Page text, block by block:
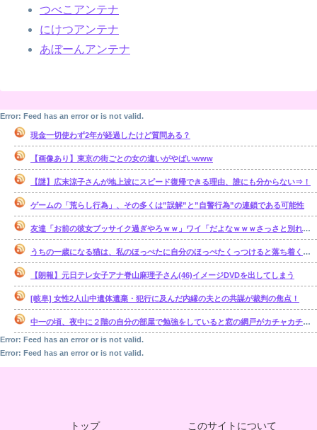
つべこアンテナ
にけつアンテナ
あぼーんアンテナ
Error: Feed has an error or is not valid.
現金一切使わず2年が経過したけど質問ある？
【画像あり】東京の街ごとの女の違いがやばいwww
【謎】広末涼子さんが地上波にスピード復帰できる理由、誰にも分からない⇒！
ゲームの「荒らし行為」、その多くは”誤解”と”自警行為”の連鎖である可能性
友達「お前の彼女ブッサイク過ぎやろｗｗ」ワイ「だよなｗｗｗさっさと別れたいわｗｗｗ」
うちの一歳になる猫は、私のほっぺたに自分のほっぺたくっつけると落ち着くのか・・・【再】
【朗報】元日テレ女子アナ脊山麻理子さん(46)イメージDVDを出してしまう
[岐阜] 女性2人山中遺体遺棄・犯行に及んだ内縁の夫との共謀が裁判の焦点！
中一の頃、夜中に２階の自分の部屋で勉強をしていると窓の網戸がカチャカチャ鳴り出した。【再】
Error: Feed has an error or is not valid.
Error: Feed has an error or is not valid.
トップ このサイトについて